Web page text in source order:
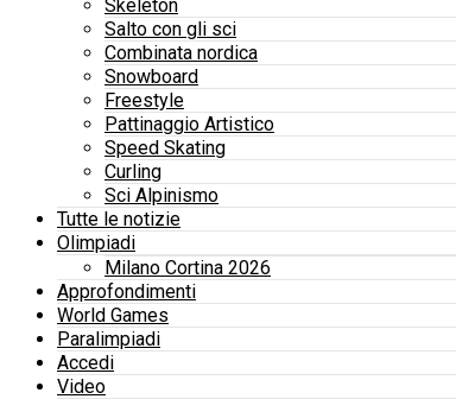
Skeleton
Salto con gli sci
Combinata nordica
Snowboard
Freestyle
Pattinaggio Artistico
Speed Skating
Curling
Sci Alpinismo
Tutte le notizie
Olimpiadi
Milano Cortina 2026
Approfondimenti
World Games
Paralimpiadi
Accedi
Video